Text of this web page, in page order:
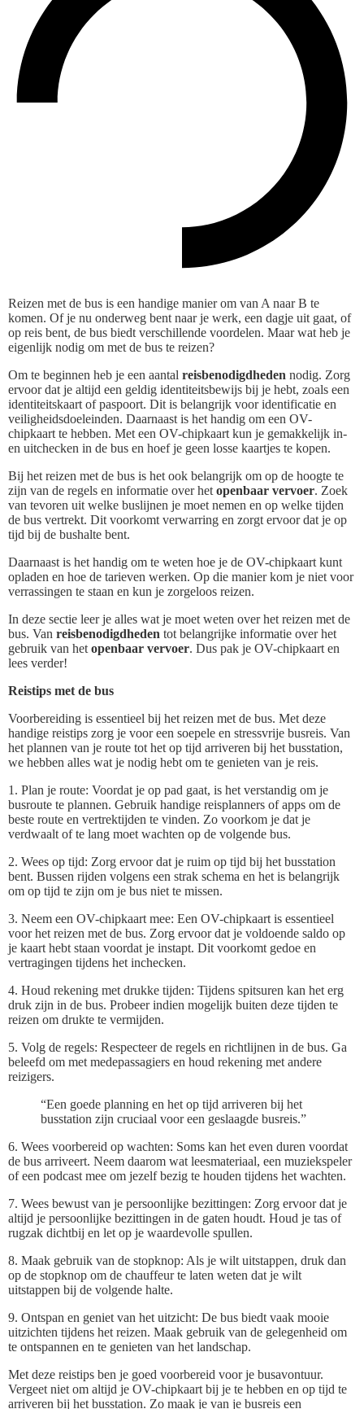
Reizen met de bus is een handige manier om van A naar B te
komen. Of je nu onderweg bent naar je werk, een dagje uit gaat, of
op reis bent, de bus biedt verschillende voordelen. Maar wat heb je
eigenlijk nodig om met de bus te reizen?
Om te beginnen heb je een aantal reisbenodigdheden nodig. Zorg
ervoor dat je altijd een geldig identiteitsbewijs bij je hebt, zoals een
identiteitskaart of paspoort. Dit is belangrijk voor identificatie en
veiligheidsdoeleinden. Daarnaast is het handig om een OV-
chipkaart te hebben. Met een OV-chipkaart kun je gemakkelijk in-
en uitchecken in de bus en hoef je geen losse kaartjes te kopen.
Bij het reizen met de bus is het ook belangrijk om op de hoogte te
zijn van de regels en informatie over het openbaar vervoer. Zoek
van tevoren uit welke buslijnen je moet nemen en op welke tijden
de bus vertrekt. Dit voorkomt verwarring en zorgt ervoor dat je op
tijd bij de bushalte bent.
Daarnaast is het handig om te weten hoe je de OV-chipkaart kunt
opladen en hoe de tarieven werken. Op die manier kom je niet voor
verrassingen te staan en kun je zorgeloos reizen.
In deze sectie leer je alles wat je moet weten over het reizen met de
bus. Van reisbenodigdheden tot belangrijke informatie over het
gebruik van het openbaar vervoer. Dus pak je OV-chipkaart en
lees verder!
Reistips met de bus
Voorbereiding is essentieel bij het reizen met de bus. Met deze
handige reistips zorg je voor een soepele en stressvrije busreis. Van
het plannen van je route tot het op tijd arriveren bij het busstation,
we hebben alles wat je nodig hebt om te genieten van je reis.
1. Plan je route: Voordat je op pad gaat, is het verstandig om je
busroute te plannen. Gebruik handige reisplanners of apps om de
beste route en vertrektijden te vinden. Zo voorkom je dat je
verdwaalt of te lang moet wachten op de volgende bus.
2. Wees op tijd: Zorg ervoor dat je ruim op tijd bij het busstation
bent. Bussen rijden volgens een strak schema en het is belangrijk
om op tijd te zijn om je bus niet te missen.
3. Neem een OV-chipkaart mee: Een OV-chipkaart is essentieel
voor het reizen met de bus. Zorg ervoor dat je voldoende saldo op
je kaart hebt staan voordat je instapt. Dit voorkomt gedoe en
vertragingen tijdens het inchecken.
4. Houd rekening met drukke tijden: Tijdens spitsuren kan het erg
druk zijn in de bus. Probeer indien mogelijk buiten deze tijden te
reizen om drukte te vermijden.
5. Volg de regels: Respecteer de regels en richtlijnen in de bus. Ga
beleefd om met medepassagiers en houd rekening met andere
reizigers.
“Een goede planning en het op tijd arriveren bij het
busstation zijn cruciaal voor een geslaagde busreis.”
6. Wees voorbereid op wachten: Soms kan het even duren voordat
de bus arriveert. Neem daarom wat leesmateriaal, een muziekspeler
of een podcast mee om jezelf bezig te houden tijdens het wachten.
7. Wees bewust van je persoonlijke bezittingen: Zorg ervoor dat je
altijd je persoonlijke bezittingen in de gaten houdt. Houd je tas of
rugzak dichtbij en let op je waardevolle spullen.
8. Maak gebruik van de stopknop: Als je wilt uitstappen, druk dan
op de stopknop om de chauffeur te laten weten dat je wilt
uitstappen bij de volgende halte.
9. Ontspan en geniet van het uitzicht: De bus biedt vaak mooie
uitzichten tijdens het reizen. Maak gebruik van de gelegenheid om
te ontspannen en te genieten van het landschap.
Met deze reistips ben je goed voorbereid voor je busavontuur.
Vergeet niet om altijd je OV-chipkaart bij je te hebben en op tijd te
arriveren bij het busstation. Zo maak je van je busreis een